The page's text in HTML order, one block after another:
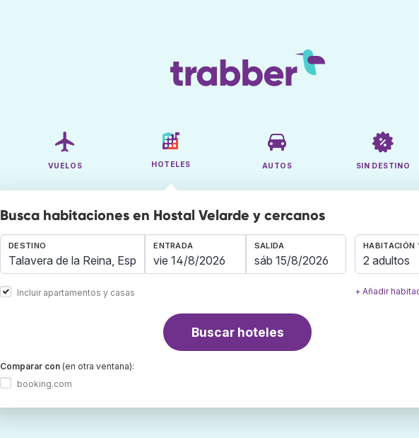
VUELOS HOTELES AUTOS SIN DESTINO
Busca habitaciones en Hostal Velarde y cercanos
DESTINO
Incluir apartamentos y casas
ENTRADA SALIDA HABITACIÓN
2 adultos
+ Añadir
Buscar hoteles
Comparar con (en otra ventana):
booking.com